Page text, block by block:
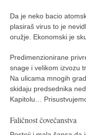
Da je neko bacio
plasiraš virus to je
oružje. Ekonomski je
Predimenzionirane
snage i velikom izvozu
Na ulicama mnogih
skidaju predsednika
Kapitolu…
Faličnost čovečanstva